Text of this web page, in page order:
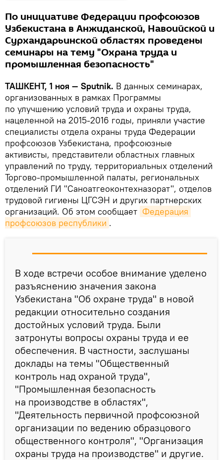
По инициативе Федерации профсоюзов
Узбекистана в Анжиданской, Навоийской и
Сурхандарьинской областях проведены
семинары на тему "Охрана труда и
промышленная безопасность"
ТАШКЕНТ, 1 ноя — Sputnik. В данных семинарах,
организованных в рамках Программы
по улучшению условий труда и охраны труда,
нацеленной на 2015-2016 годы, приняли участие
специалисты отдела охраны труда Федерации
профсоюзов Узбекистана, профсоюзные
активисты, представители областных главных
управлений по труду, территориальных отделений
Торгово-промышленной палаты, региональных
отделений ГИ "Саноатгеоконтехназорат", отделов
трудовой гигиены ЦГСЭН и других партнерских
организаций. Об этом сообщает Федерация
профсоюзов республики .
В ходе встречи особое внимание уделено
разъяснению значения закона
Узбекистана "Об охране труда" в новой
редакции относительно создания
достойных условий труда. Были
затронуты вопросы охраны труда и ее
обеспечения. В частности, заслушаны
доклады на темы "Общественный
контроль над охраной труда",
"Промышленная безопасность
на производстве в областях",
"Деятельность первичной профсоюзной
организации по ведению образцового
общественного контроля", "Организация
охраны труда на производстве" и другие.